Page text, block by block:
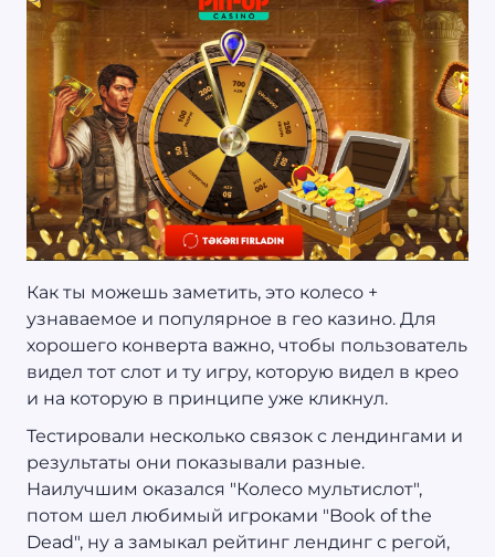
Как ты можешь заметить, это колесо +
узнаваемое и популярное в гео казино. Для
хорошего конверта важно, чтобы пользователь
видел тот слот и ту игру, которую видел в крео
и на которую в принципе уже кликнул.
Тестировали несколько связок с лендингами и
результаты они показывали разные.
Наилучшим оказался "Колесо мультислот",
потом шел любимый игроками "Book of the
Dead", ну а замыкал рейтинг лендинг с регой,